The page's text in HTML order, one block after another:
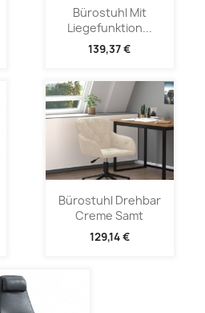
Bürostuhl Mit
Liegefunktion...
139,37 €
Bürostuhl Drehbar
Creme Samt
129,14 €